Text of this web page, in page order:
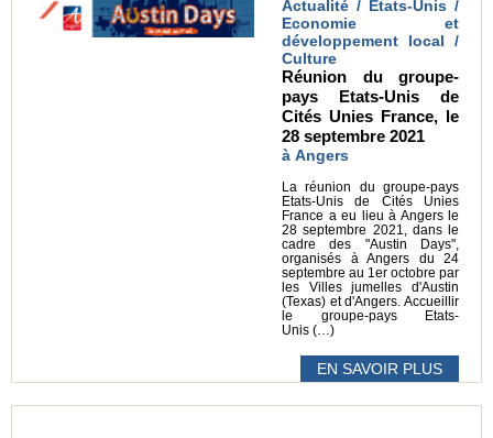
Actualité / Etats-Unis /
Economie et
développement local /
Culture
Réunion du groupe-
pays Etats-Unis de
Cités Unies France, le
28 septembre 2021
à Angers
La réunion du groupe-pays
Etats-Unis de Cités Unies
France a eu lieu à Angers le
28 septembre 2021, dans le
cadre des "Austin Days",
organisés à Angers du 24
septembre au 1er octobre par
les Villes jumelles d'Austin
(Texas) et d'Angers. Accueillir
le groupe-pays Etats-
Unis (…)
EN SAVOIR PLUS